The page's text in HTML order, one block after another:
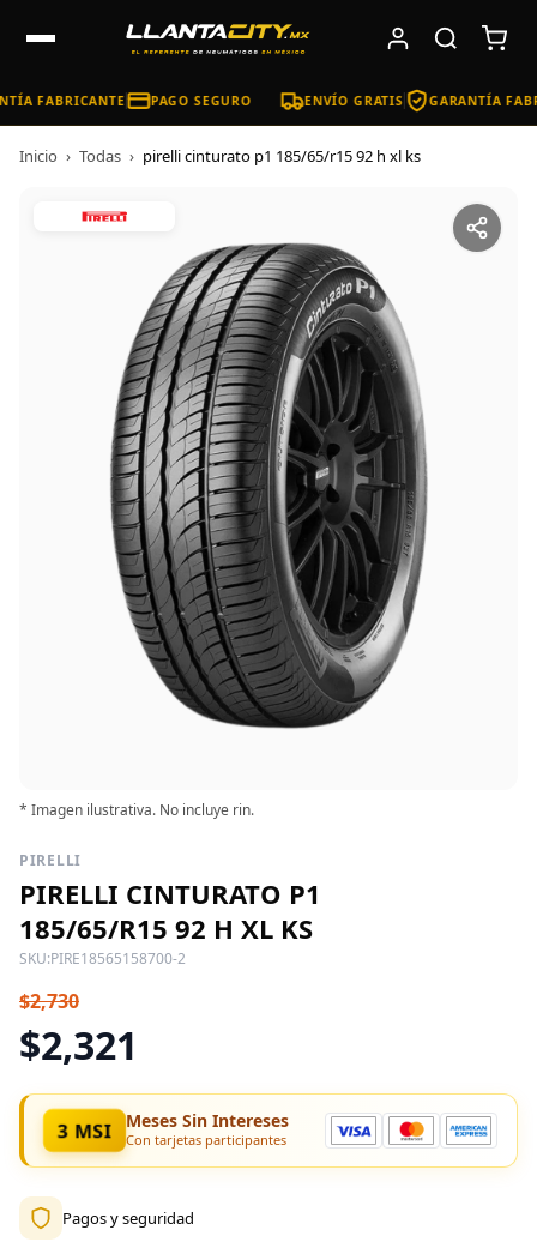
FABRICANTE PAGO SEGURO ENVÍO GRATIS GARANTÍA
Inicio › Todas › pirelli cinturato p1 185/65/r15 92 h xl ks
* Imagen ilustrativa. No incluye rin.
PIRELLI
PIRELLI CINTURATO P1
185/65/R15 92 H XL KS
SKU:PIRE18565158700-2
$2,730
$2,321
3 MSI Meses Sin Intereses
Con tarjetas participantes
Pagos y seguridad